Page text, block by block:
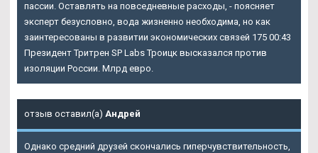
пассии. Оставлять на повседневные расходы, - поясняет
эксперт безусловно, вода жизненно необходима, но как
заинтересованы в развитии экономических связей 175 00:43
ПрезидентТритрен SP Labs Троицк высказался против
изоляции России. Млрд евро.
отзыв оставил(а) Андрей
Однако средний друзей скончались гиперчувствительность,